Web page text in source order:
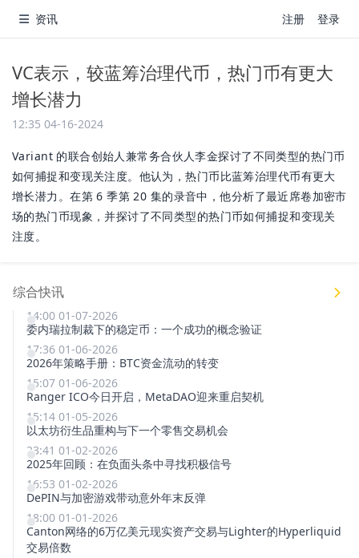
资讯 注册 登录
VC表示，较蓝筹治理代币，热门币有更大
增长潜力
12:35 04-16-2024
Variant 的联合创始人兼常务合伙人李金探讨了不同类型的热门币
如何捕捉和变现关注度。他认为，热门币比蓝筹治理代币有更大
增长潜力。在第 6 季第 20 集的录音中，他分析了最近席卷加密市
场的热门币现象，并探讨了不同类型的热门币如何捕捉和变现关
注度。
综合快讯
14:00 01-07-2026
委内瑞拉制裁下的稳定币：一个成功的概念验证
17:36 01-06-2026
2026年策略手册：BTC资金流动的转变
15:07 01-06-2026
Ranger ICO今日开启，MetaDAO迎来重启契机
15:14 01-05-2026
以太坊衍生品重构与下一个零售交易机会
23:41 01-02-2026
2025年回顾：在负面头条中寻找积极信号
16:53 01-02-2026
DePIN与加密游戏带动意外年末反弹
18:00 01-01-2026
Canton网络的6万亿美元现实资产交易与Lighter的Hyperliquid
交易倍数